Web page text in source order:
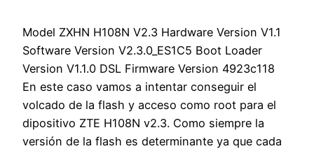
Model ZXHN H108N V2.3 Hardware Version V1.1
Software Version V2.3.0_ES1C5 Boot Loader
Version V1.1.0 DSL Firmware Version 4923c118
En este caso vamos a intentar conseguir el
volcado de la flash y acceso como root para el
dipositivo ZTE H108N v2.3. Como siempre la
versión de la flash es determinante ya que cada